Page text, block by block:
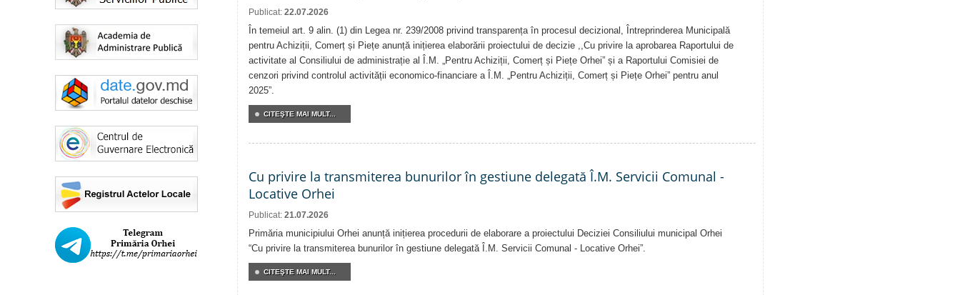
Publicat: 22.07.2026
În temeiul art. 9 alin. (1) din Legea nr. 239/2008 privind transparența în procesul decizional, Întreprinderea Municipală
pentru Achiziții, Comerț și Piețe anunță inițierea elaborării proiectului de decizie ,,Cu privire la aprobarea Raportului de
activitate al Consiliului de administrație al Î.M. „Pentru Achiziții, Comerț și Piețe Orhei” și a Raportului Comisiei de
cenzori privind controlul activității economico-financiare a Î.M. „Pentru Achiziții, Comerț și Piețe Orhei” pentru anul
2025”.
CITEŞTE MAI MULT...
Cu privire la transmiterea bunurilor în gestiune delegată Î.M. Servicii Comunal -
Locative Orhei
Publicat: 21.07.2026
Primăria municipiului Orhei anunță inițierea procedurii de elaborare a proiectului Deciziei Consiliului municipal Orhei
“Cu privire la transmiterea bunurilor în gestiune delegată Î.M. Servicii Comunal - Locative Orhei”.
CITEŞTE MAI MULT...